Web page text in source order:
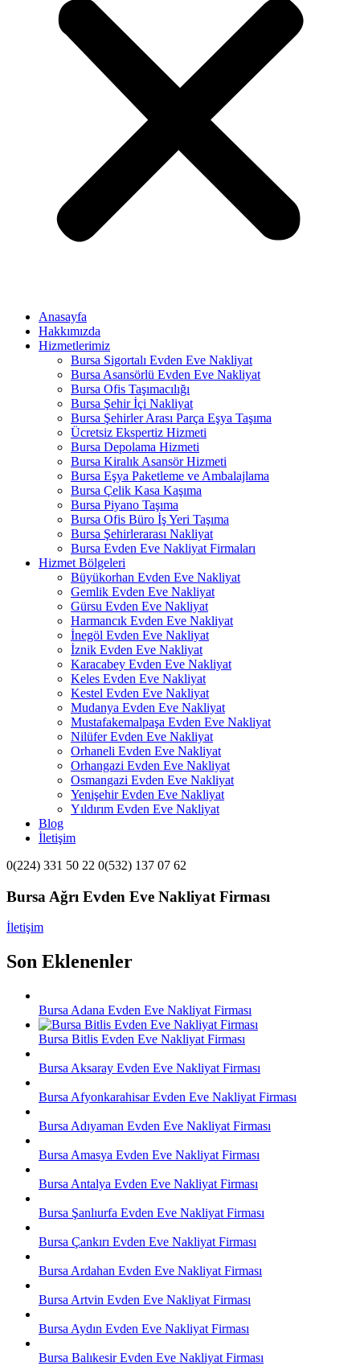
Anasayfa
Hakkımızda
Hizmetlerimiz
Bursa Sigortalı Evden Eve Nakliyat
Bursa Asansörlü Evden Eve Nakliyat
Bursa Ofis Taşımacılığı
Bursa Şehir İçi Nakliyat
Bursa Şehirler Arası Parça Eşya Taşıma
Ücretsiz Ekspertiz Hizmeti
Bursa Depolama Hizmeti
Bursa Kiralık Asansör Hizmeti
Bursa Eşya Paketleme ve Ambalajlama
Bursa Çelik Kasa Kaşıma
Bursa Piyano Taşıma
Bursa Ofis Büro İş Yeri Taşıma
Bursa Şehirlerarası Nakliyat
Bursa Evden Eve Nakliyat Firmaları
Hizmet Bölgeleri
Büyükorhan Evden Eve Nakliyat
Gemlik Evden Eve Nakliyat
Gürsu Evden Eve Nakliyat
Harmancık Evden Eve Nakliyat
İnegöl Evden Eve Nakliyat
İznik Evden Eve Nakliyat
Karacabey Evden Eve Nakliyat
Keles Evden Eve Nakliyat
Kestel Evden Eve Nakliyat
Mudanya Evden Eve Nakliyat
Mustafakemalpaşa Evden Eve Nakliyat
Nilüfer Evden Eve Nakliyat
Orhaneli Evden Eve Nakliyat
Orhangazi Evden Eve Nakliyat
Osmangazi Evden Eve Nakliyat
Yenişehir Evden Eve Nakliyat
Yıldırım Evden Eve Nakliyat
Blog
İletişim
0(224) 331 50 22 0(532) 137 07 62
Bursa Ağrı Evden Eve Nakliyat Firması
İletişim
Son Eklenenler
Bursa Adana Evden Eve Nakliyat Firması
Bursa Bitlis Evden Eve Nakliyat Firması
Bursa Aksaray Evden Eve Nakliyat Firması
Bursa Afyonkarahisar Evden Eve Nakliyat Firması
Bursa Adıyaman Evden Eve Nakliyat Firması
Bursa Amasya Evden Eve Nakliyat Firması
Bursa Antalya Evden Eve Nakliyat Firması
Bursa Şanlıurfa Evden Eve Nakliyat Firması
Bursa Çankırı Evden Eve Nakliyat Firması
Bursa Ardahan Evden Eve Nakliyat Firması
Bursa Artvin Evden Eve Nakliyat Firması
Bursa Aydın Evden Eve Nakliyat Firması
Bursa Balıkesir Evden Eve Nakliyat Firması